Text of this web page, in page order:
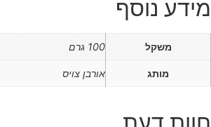
מידע נוסף
משקל 100 גרם
מותג אורבן צויס